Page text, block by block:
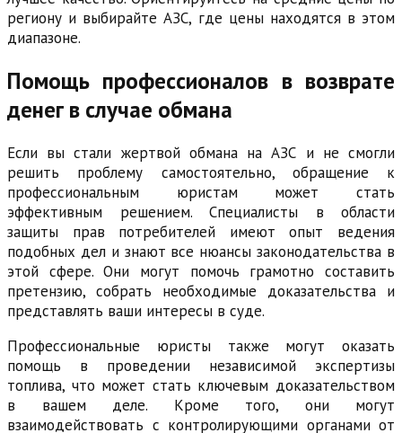
региону и выбирайте АЗС, где цены находятся в этом
диапазоне.
Помощь профессионалов в возврате
денег в случае обмана
Если вы стали жертвой обмана на АЗС и не смогли
решить проблему самостоятельно, обращение к
профессиональным юристам может стать
эффективным решением. Специалисты в области
защиты прав потребителей имеют опыт ведения
подобных дел и знают все нюансы законодательства в
этой сфере. Они могут помочь грамотно составить
претензию, собрать необходимые доказательства и
представлять ваши интересы в суде.
Профессиональные юристы также могут оказать
помощь в проведении независимой экспертизы
топлива, что может стать ключевым доказательством
в вашем деле. Кроме того, они могут
взаимодействовать с контролирующими органами от